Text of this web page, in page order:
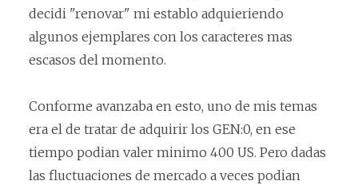
decidi "renovar" mi establo adquieriendo
algunos ejemplares con los caracteres mas
escasos del momento.
Conforme avanzaba en esto, uno de mis temas
era el de tratar de adquirir los GEN:0, en ese
tiempo podian valer minimo 400 US. Pero dadas
las fluctuaciones de mercado a veces podian